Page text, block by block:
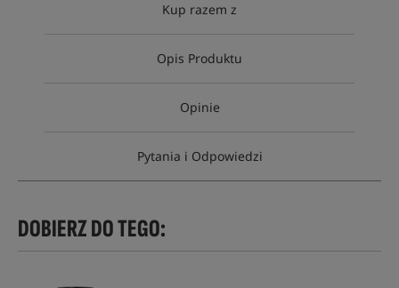
Kup razem z
Opis Produktu
Opinie
Pytania i Odpowiedzi
DOBIERZ DO TEGO: